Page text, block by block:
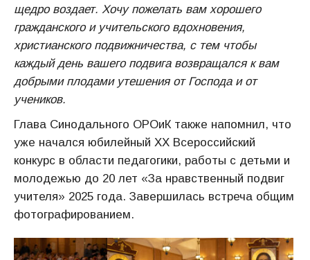
щедро воздает. Хочу пожелать вам хорошего
гражданского и учительского вдохновения,
христианского подвижничества, с тем чтобы
каждый день вашего подвига возвращался к вам
добрыми плодами утешения от Господа и от
учеников.
Глава Синодального ОРОиК также напомнил, что
уже начался юбилейный XX Всероссийский
конкурс в области педагогики, работы с детьми и
молодежью до 20 лет «За нравственный подвиг
учителя» 2025 года. Завершилась встреча общим
фотографированием.